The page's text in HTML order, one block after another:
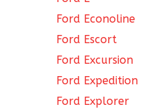
Ford Econoline
Ford Escort
Ford Excursion
Ford Expedition
Ford Explorer